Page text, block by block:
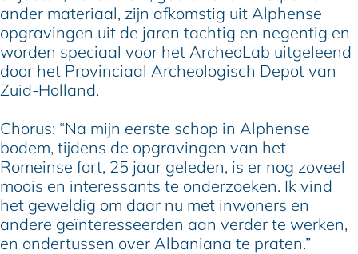
ander materiaal, zijn afkomstig uit Alphense
opgravingen uit de jaren tachtig en negentig en
worden speciaal voor het ArcheoLab uitgeleend
door het Provinciaal Archeologisch Depot van
Zuid-Holland.
Chorus: “Na mijn eerste schop in Alphense
bodem, tijdens de opgravingen van het
Romeinse fort, 25 jaar geleden, is er nog zoveel
moois en interessants te onderzoeken. Ik vind
het geweldig om daar nu met inwoners en
andere geïnteresseerden aan verder te werken,
en ondertussen over Albaniana te praten.”